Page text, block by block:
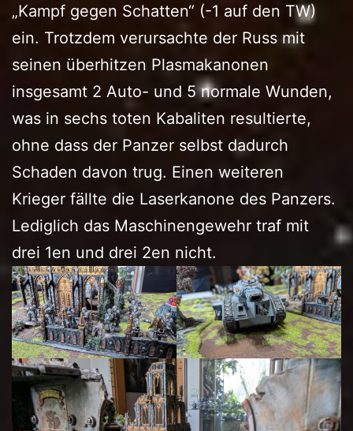
„Kampf gegen Schatten“ (-1 auf den TW)
ein. Trotzdem verursachte der Russ mit
seinen überhitzen Plasmakanonen
insgesamt 2 Auto- und 5 normale Wunden,
was in sechs toten Kabaliten resultierte,
ohne dass der Panzer selbst dadurch
Schaden davon trug. Einen weiteren
Krieger fällte die Laserkanone des Panzers.
Lediglich das Maschinengewehr traf mit
drei 1en und drei 2en nicht.